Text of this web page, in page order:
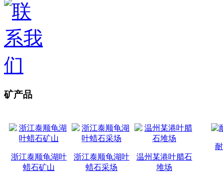
矿产品
浙江泰顺龟湖叶
蜡石矿山
浙江泰顺龟湖叶
蜡石采场
温州某港叶腊石
堆场